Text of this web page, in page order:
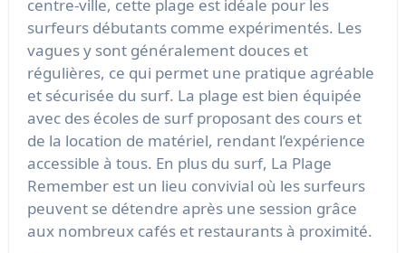
centre-ville, cette plage est idéale pour les
surfeurs débutants comme expérimentés. Les
vagues y sont généralement douces et
régulières, ce qui permet une pratique agréable
et sécurisée du surf. La plage est bien équipée
avec des écoles de surf proposant des cours et
de la location de matériel, rendant l’expérience
accessible à tous. En plus du surf, La Plage
Remember est un lieu convivial où les surfeurs
peuvent se détendre après une session grâce
aux nombreux cafés et restaurants à proximité.